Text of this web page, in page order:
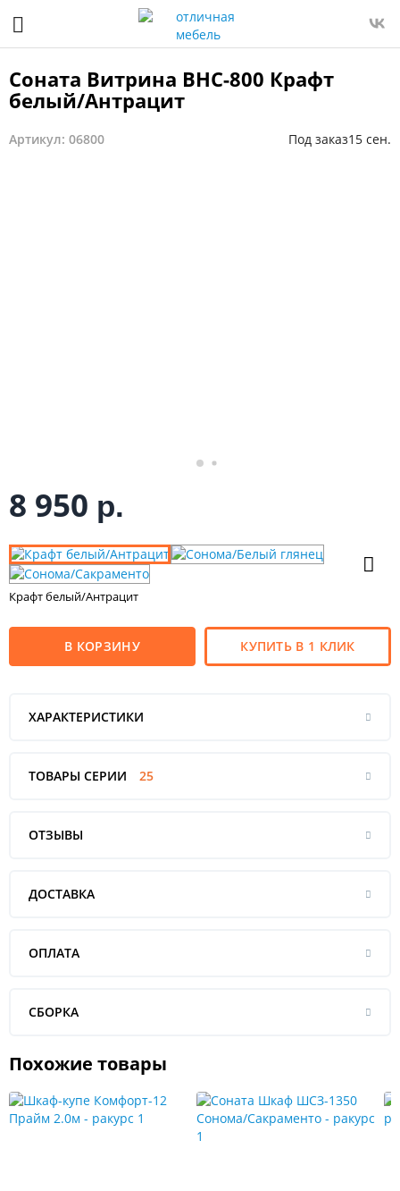
Соната Витрина ВНС-800 Крафт
белый/Антрацит
Артикул: 06800 Под заказ15 сен.
8 950 р.
Крафт белый/Антрацит
В КОРЗИНУ КУПИТЬ В 1 КЛИК
ХАРАКТЕРИСТИКИ
ТОВАРЫ СЕРИИ 25
ОТЗЫВЫ
ДОСТАВКА
ОПЛАТА
СБОРКА
Похожие товары